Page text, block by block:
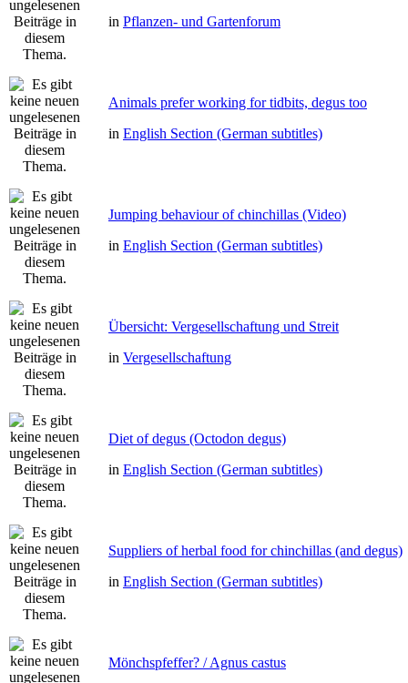
in Pflanzen- und Gartenforum
Animals prefer working for tidbits, degus too
in English Section (German subtitles)
Jumping behaviour of chinchillas (Video)
in English Section (German subtitles)
Übersicht: Vergesellschaftung und Streit
in Vergesellschaftung
Diet of degus (Octodon degus)
in English Section (German subtitles)
Suppliers of herbal food for chinchillas (and degus)
in English Section (German subtitles)
Mönchspfeffer? / Agnus castus